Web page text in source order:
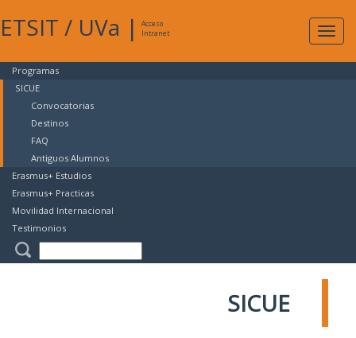
ETSIT / UVa |
Acceso
Intranet
Programas
SICUE
Convocatorias
Destinos
FAQ
Antiguos Alumnos
Erasmus+ Estudios
Erasmus+ Practicas
Movilidad Internacional
Testimonios
SICUE